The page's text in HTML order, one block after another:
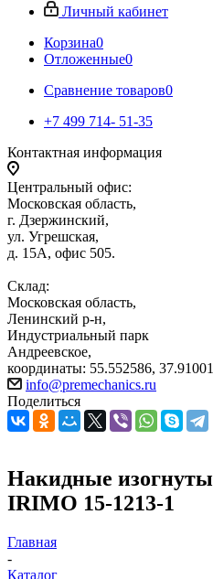
Личный кабинет
Корзина0
Отложенные0
Сравнение товаров0
+7 499 714- 51-35
Контактная информация
Центральный офис:
Московская область,
г. Дзержинский,
ул. Угрешская,
д. 15А, офис 505.
Склад:
Московская область,
Ленинский р-н,
Индустриальный парк
Андреевское,
координаты: 55.552586,
info@premechanics.ru
Поделиться
Накидные
IRIMO 15-1213-1
Главная
-
Каталог